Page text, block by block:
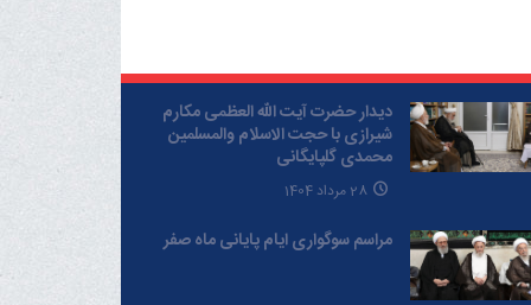
دیدار حضرت آیت الله العظمی مکارم
شیرازی با حجت الاسلام والمسلمین
محمدی گلپایگانی
28 مرداد 1404
مراسم سوگواری ایام پایانی ماه صفر